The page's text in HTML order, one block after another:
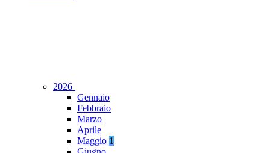
2026
Gennaio
Febbraio
Marzo
Aprile
Maggio 1